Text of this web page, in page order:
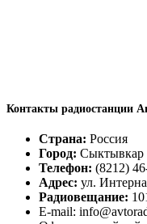
Контакты радиостанции
Страна: Россия
Город: Сыктывкар
Телефон: (8212)
Адрес: ул.
Радиовещание:
E-mail: